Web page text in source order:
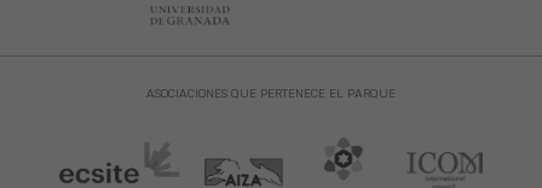
ASOCIACIONES QUE PERTENECE EL PARQUE